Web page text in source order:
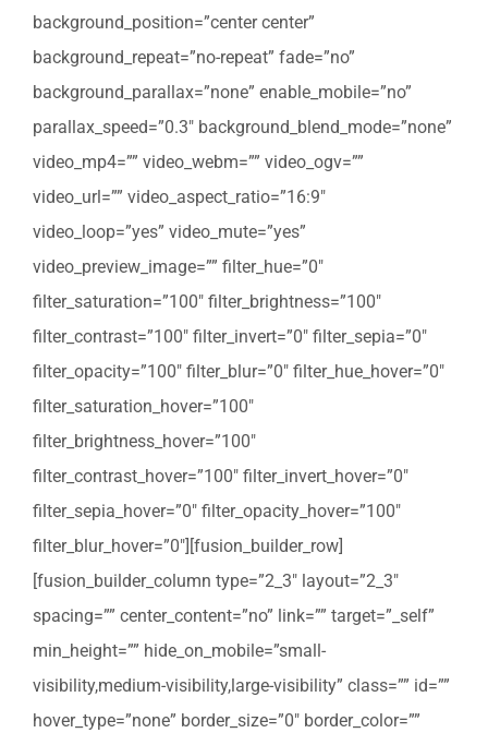
background_position=”center center”
background_repeat=”no-repeat” fade=”no”
background_parallax=”none” enable_mobile=”no”
parallax_speed=”0.3″ background_blend_mode=”none”
video_mp4=”” video_webm=”” video_ogv=””
video_url=”” video_aspect_ratio=”16:9″
video_loop=”yes” video_mute=”yes”
video_preview_image=”” filter_hue=”0″
filter_saturation=”100″ filter_brightness=”100″
filter_contrast=”100″ filter_invert=”0″ filter_sepia=”0″
filter_opacity=”100″ filter_blur=”0″ filter_hue_hover=”0″
filter_saturation_hover=”100″
filter_brightness_hover=”100″
filter_contrast_hover=”100″ filter_invert_hover=”0″
filter_sepia_hover=”0″ filter_opacity_hover=”100″
filter_blur_hover=”0″][fusion_builder_row]
[fusion_builder_column type=”2_3″ layout=”2_3″
spacing=”” center_content=”no” link=”” target=”_self”
min_height=”” hide_on_mobile=”small-
visibility,medium-visibility,large-visibility” class=”” id=””
hover_type=”none” border_size=”0″ border_color=””